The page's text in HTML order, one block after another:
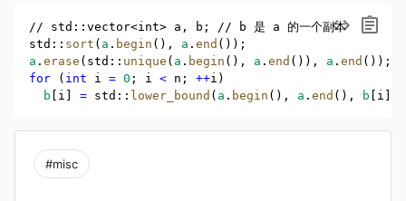
// std::vector<int> a, b; // b 是 a 的一个副本
std :: sort ( a . begin () , a . end ());
a . erase (std :: unique ( a . begin () , a . end ()) , a . end ());
for ( int i = 0 ; i < n; ++i)
b [i] = std :: lower_bound ( a . begin () , a . end () , b [i])
#misc